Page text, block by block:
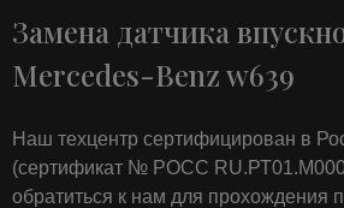
Замена датчика
Mercedes-Benz w639
Наш техцентр сертифицирован в
(сертификат № РОСС
обратиться к нам для прохождения